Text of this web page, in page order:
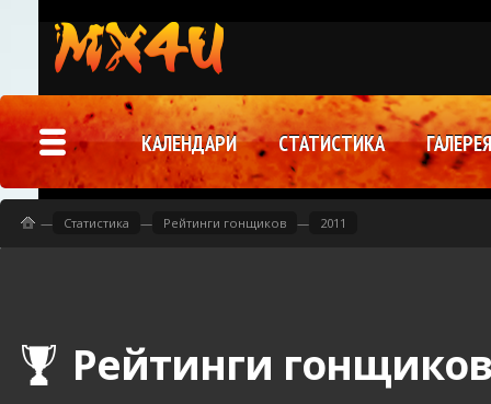
Рейтинги гонщиков
— Статистика — Рейтинги гонщиков — 2011
КАЛЕНДАРИ СТАТИСТИКА ГАЛЕРЕЯ